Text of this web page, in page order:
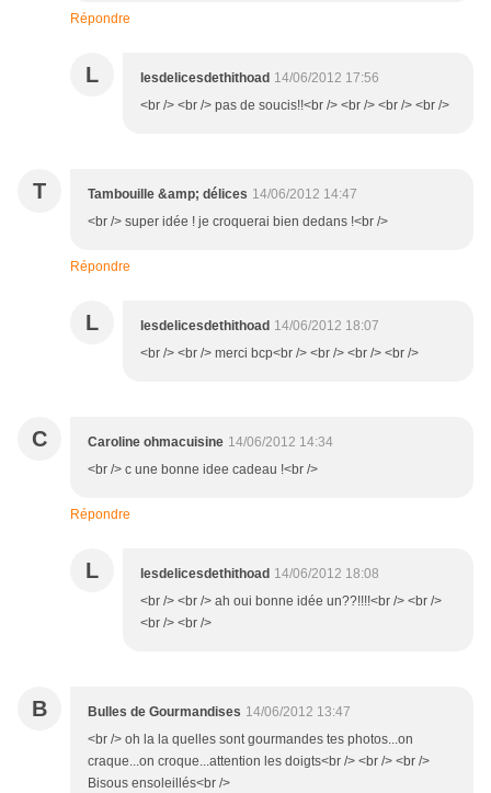
Répondre
L lesdelicesdethithoad 14/06/2012 17:56
<br /> <br /> pas de soucis!!<br /> <br /> <br /> <br />
T Tambouille &amp; délices 14/06/2012 14:47
<br /> super idée ! je croquerai bien dedans !<br />
Répondre
L lesdelicesdethithoad 14/06/2012 18:07
<br /> <br /> merci bcp<br /> <br /> <br /> <br />
C Caroline ohmacuisine 14/06/2012 14:34
<br /> c une bonne idee cadeau !<br />
Répondre
L lesdelicesdethithoad 14/06/2012 18:08
<br /> <br /> ah oui bonne idée un??!!!!<br /> <br />
<br /> <br />
B Bulles de Gourmandises 14/06/2012 13:47
<br /> oh la la quelles sont gourmandes tes photos...on
craque...on croque...attention les doigts<br /> <br /> <br />
Bisous ensoleillés<br />